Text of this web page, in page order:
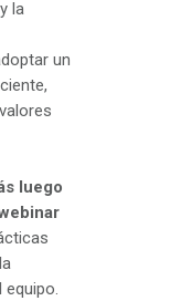
la
un
luego
equipo.